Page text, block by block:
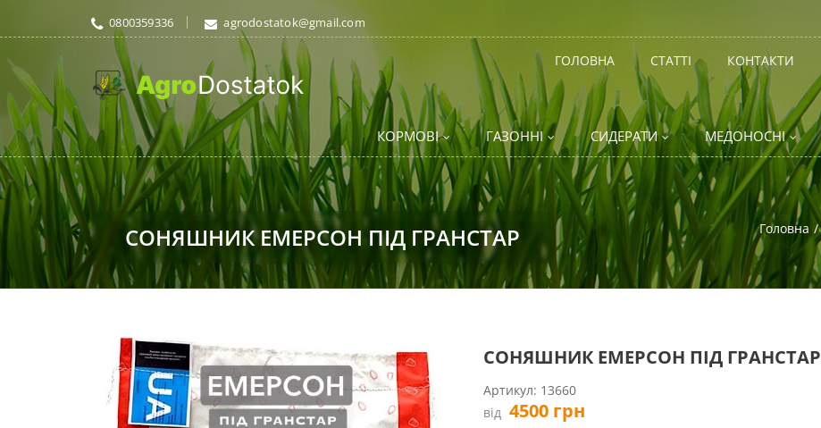
0800359336 agrodostatok@gmail.com
ГОЛОВНА СТАТТІ КОНТАКТИ
КОРМОВІ ГАЗОННІ СИДЕРАТИ МЕДОНОСНІ
СОНЯШНИК ЕМЕРСОН ПІД ГРАНСТАР Головна
СОНЯШНИК ЕМЕРСОН ПІД ГРАНСТАР
Артикул: 13660
від 4500 грн